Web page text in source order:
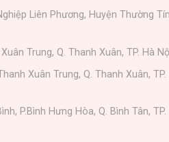
Liên Phương, Huyện Thường
Trung, Q. Thanh Xuân, TP. Hà
Xuân Trung, Q. Thanh Xuân, TP.
P.Bình Hưng Hòa, Q. Bình Tân, TP.